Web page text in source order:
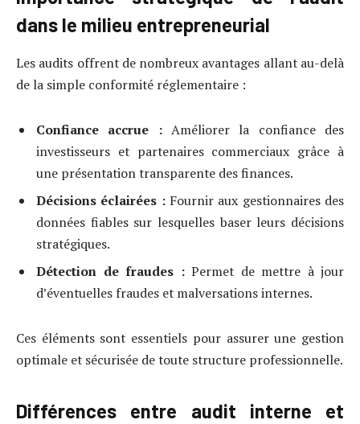
dans le milieu entrepreneurial
Les audits offrent de nombreux avantages allant au-delà
de la simple conformité réglementaire :
Confiance accrue :Améliorer la confiance des
investisseurs et partenaires commerciaux grâce à
une présentation transparente des finances.
Décisions éclairées :Fournir aux gestionnaires des
données fiables sur lesquelles baser leurs décisions
stratégiques.
Détection de fraudes :Permet de mettre à jour
d’éventuelles fraudes et malversations internes.
Ces éléments sont essentiels pour assurer une gestion
optimale et sécurisée de toute structure professionnelle.
Différences entre audit interne et